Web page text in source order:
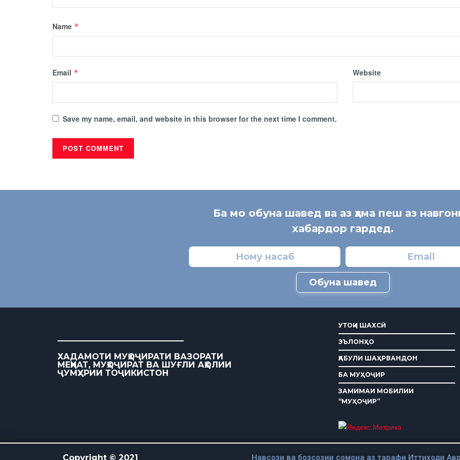
Name *
Email * Website
Save my name, email, and website in this browser for the next time I comment.
Ба мо обуна шавед ва аз ҳама пеш аз
хабардор гардед.
Обуна шавед
ХАДАМОТИ МУҲОҶИРАТИ ВАЗОРАТИ
МЕҲНАТ, МУҲОҶИРАТ ВА ШУҒЛИ АҲОЛИИ
ҶУМҲУРИИ ТОҶИКИСТОН
УТОҚИ ШАХСӢ
ЭЪЛОНҲО
ҚАБУЛИ ШАҲРВАНДОН
БА МУҲОҶИР
ЗАМИМАИ МОБИЛИИ
“МУҲОҶИР”
Copyright © 2021 Навсози ва бозсозии сомона аз тарафи Иттиходи